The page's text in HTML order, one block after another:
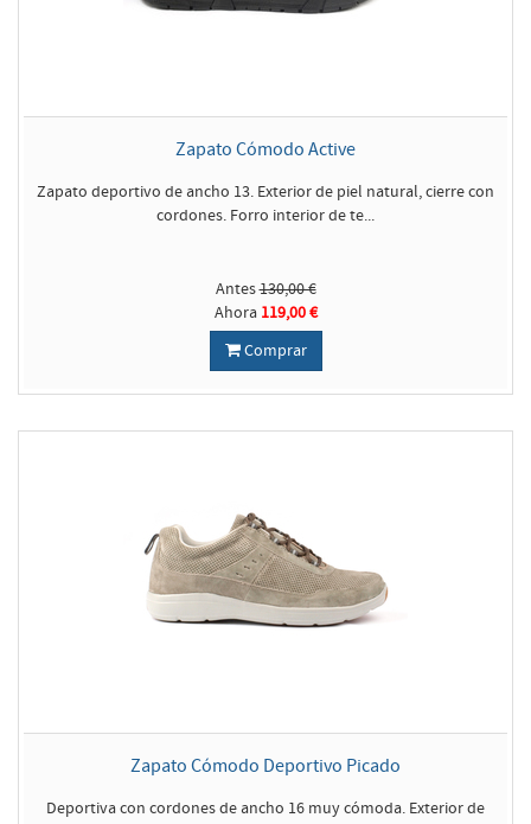
Zapato Cómodo Active
Zapato deportivo de ancho 13. Exterior de piel natural, cierre con
cordones. Forro interior de te...
Antes130,00 €
Ahora 119,00 €
Comprar
Zapato Cómodo Deportivo Picado
Deportiva con cordones de ancho 16 muy cómoda. Exterior de